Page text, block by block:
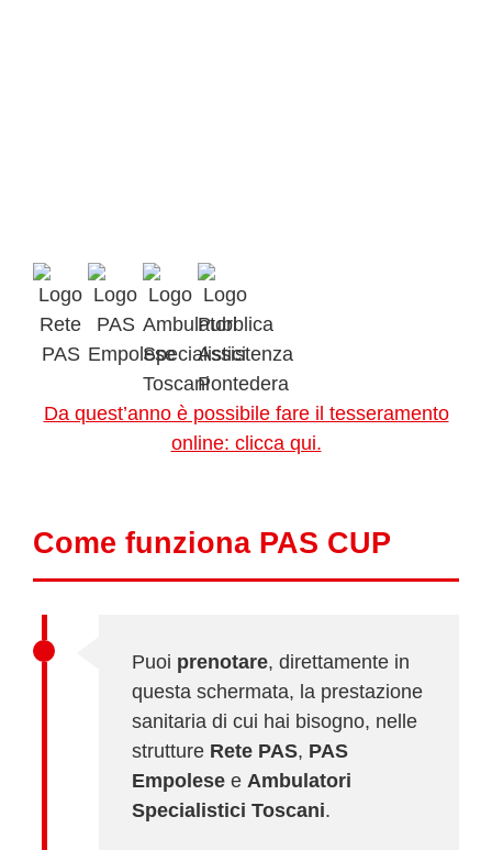
Da quest’anno è possibile fare il tesseramento
online: clicca qui.
Come funziona PAS CUP
Puoi prenotare, direttamente in
questa schermata, la prestazione
sanitaria di cui hai bisogno, nelle
strutture Rete PAS, PAS
Empolese e Ambulatori
Specialistici Toscani.